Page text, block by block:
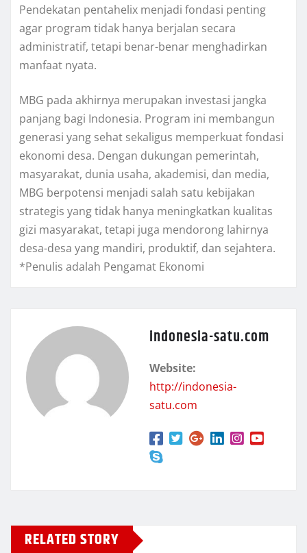
Pendekatan pentahelix menjadi fondasi penting
agar program tidak hanya berjalan secara
administratif, tetapi benar-benar menghadirkan
manfaat nyata.
MBG pada akhirnya merupakan investasi jangka
panjang bagi Indonesia. Program ini membangun
generasi yang sehat sekaligus memperkuat fondasi
ekonomi desa. Dengan dukungan pemerintah,
masyarakat, dunia usaha, akademisi, dan media,
MBG berpotensi menjadi salah satu kebijakan
strategis yang tidak hanya meningkatkan kualitas
gizi masyarakat, tetapi juga mendorong lahirnya
desa-desa yang mandiri, produktif, dan sejahtera.
*Penulis adalah Pengamat Ekonomi
indonesia-satu.com
Website:
http://indonesia-
satu.com
RELATED STORY